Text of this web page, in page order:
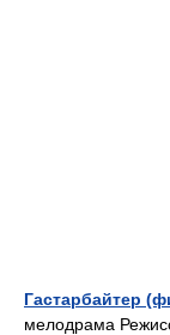
Гастарбайтер
мелодрама